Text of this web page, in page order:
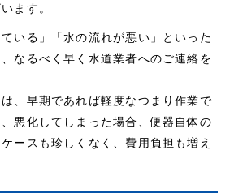
ます。
いる」「水の流れが悪い」といった
なるべく早く水道業者へのご連絡を
、早期であれば軽度なつまり作業で
悪化してしまった場合、便器自体の
ースも珍しくなく、費用負担も増え